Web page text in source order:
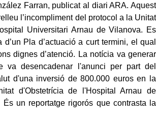
Farran, publicat al diari ARA. Aquest
l’incompliment del protocol a la Unitat
Universitari Arnau de Vilanova. Es
d’un Pla d’actuació a curt termini, el qual
dignes d’atenció. La notícia va generar
va desencadenar l'anunci per part del
d'una inversió de 800.000 euros en la
d'Obstetrícia de l'Hospital Arnau de
un reportatge rigorós que contrasta la